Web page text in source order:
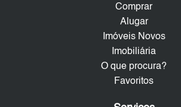
Comprar
Alugar
Imóveis Novos
Imobiliária
O que procura?
Favoritos